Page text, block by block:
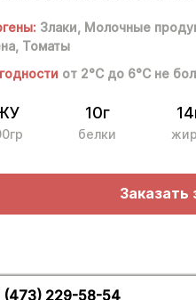
Злаки, Молочные
Томаты
от 2°С до 6°С не
10г
белки
Заказать
(473) 229-58-54